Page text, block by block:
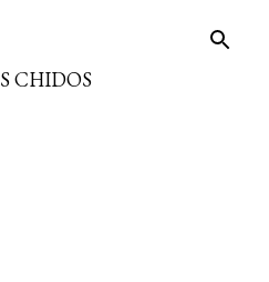
CHIDOS